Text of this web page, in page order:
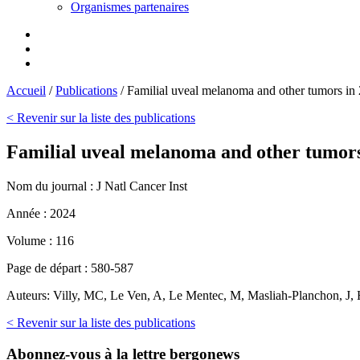
Organismes partenaires
Accueil /Publications /Familial uveal melanoma and other tumors
< Revenir sur la liste des publications
Familial uveal melanoma and other
Nom du journal : J Natl Cancer Inst
Année : 2024
Volume : 116
Page de départ : 580-587
Auteurs: Villy, MC, Le Ven, A, Le Mentec, M, Masliah-Planchon, J,
< Revenir sur la liste des publications
Abonnez-vous à la lettre bergonews